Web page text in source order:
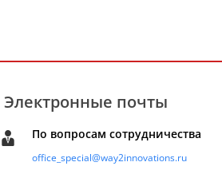
Электронные почты
По вопросам сотрудничества
office_special@way2innovations.ru